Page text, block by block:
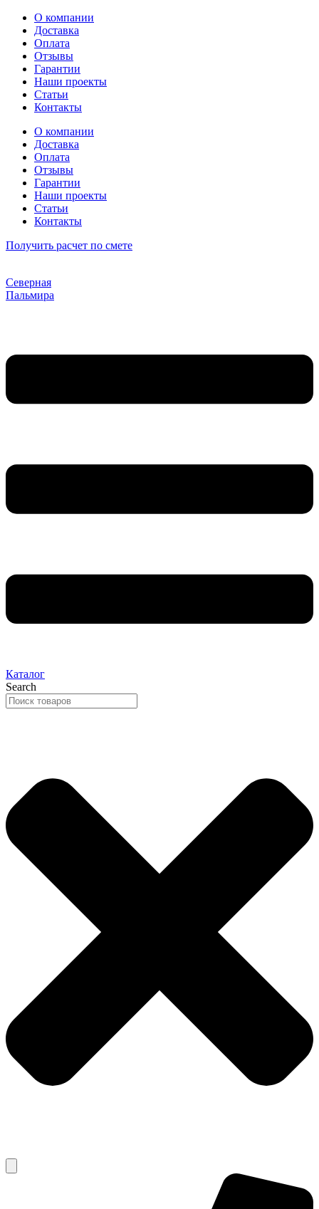
Перейти
содержимому
О компании
Доставка
Оплата
Отзывы
Гарантии
Наши проекты
Статьи
Контакты
О компании
Доставка
Оплата
Отзывы
Гарантии
Наши проекты
Статьи
Контакты
Получить расчет по смете
Северная
Пальмира
Каталог
Search